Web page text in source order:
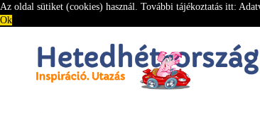
Az oldal sütiket (cookies) használ. További tájékoztatás itt:
Ok